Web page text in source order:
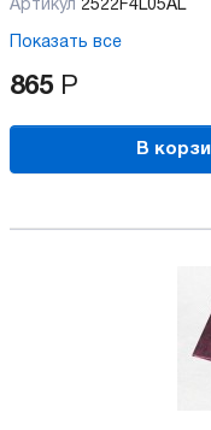
Артикул 2522F4L05AL
Показать все
865 Р
В